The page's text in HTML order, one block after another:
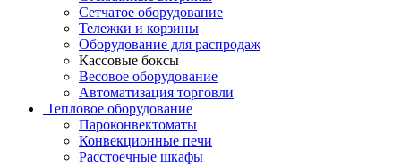
Сетчатое оборудование
Тележки и корзины
Оборудование для распродаж
Кассовые боксы
Весовое оборудование
Автоматизация торговли
Тепловое оборудование
Пароконвектоматы
Конвекционные печи
Расстоечные шкафы